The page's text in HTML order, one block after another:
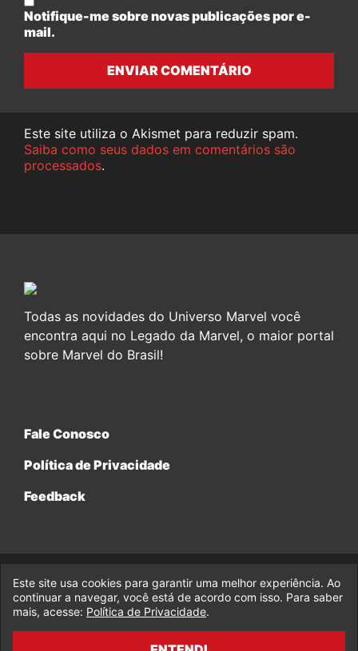
Notifique-me sobre novas publicações por e-
mail.
ENVIAR COMENTÁRIO
Este site utiliza o Akismet para reduzir spam.
Saiba como seus dados em comentários são
processados.
Todas as novidades do Universo Marvel você
encontra aqui no Legado da Marvel, o maior portal
sobre Marvel do Brasil!
Fale Conosco
Política de Privacidade
Feedback
© 2017-2026 Legado da Marvel, uma empresa da Legado
Enterprises.
fabiolobo
Este site usa cookies para garantir uma melhor experiência. Ao
continuar a navegar, você está de acordo com isso. Para saber
mais, acesse: Política de Privacidade.